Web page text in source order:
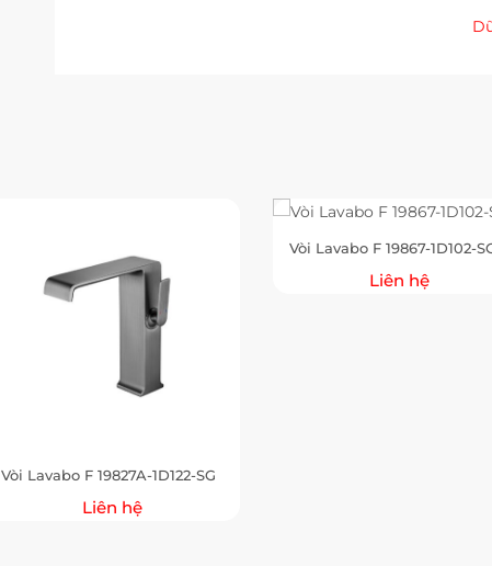
Vòi Lavabo F 19827A-1D122-SG
Liên hệ
Vòi Lavabo F 19867-1D102-
Liên hệ